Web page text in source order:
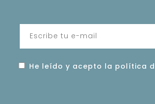
He leído y acepto la política